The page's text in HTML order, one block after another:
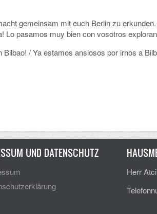
gemeinsam mit euch Berlin zu
pasamos muy bien con vosotros
/ Ya estamos ansiosos por irnos a
UND DATENSCHUTZ
Herr Atci